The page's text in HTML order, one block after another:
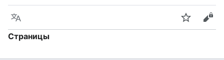
Язык Следить
Страницы